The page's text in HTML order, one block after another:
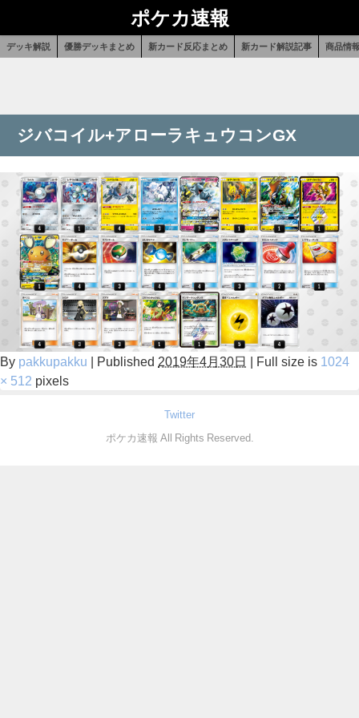
ポケカ速報
デッキ解説 優勝デッキまとめ 新カード反応まとめ 新カード解説記事 商品情
ジバコイル+アローラキュウコンGX
By pakkupakku Published 2019年4月30日 Full size is 1024
× 512 pixels
Twitter
ポケカ速報 All Rights Reserved.